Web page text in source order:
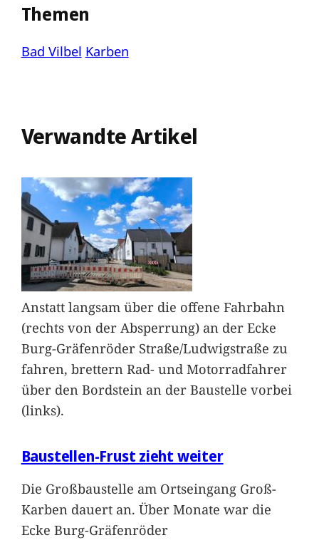
Themen
Bad Vilbel Karben
Verwandte Artikel
Anstatt langsam über die offene Fahrbahn
(rechts von der Absperrung) an der Ecke
Burg-Gräfenröder Straße/Ludwigstraße zu
fahren, brettern Rad- und Motorradfahrer
über den Bordstein an der Baustelle vorbei
(links).
Baustellen-Frust zieht weiter
Die Großbaustelle am Ortseingang Groß-
Karben dauert an. Über Monate war die
Ecke Burg-Gräfenröder